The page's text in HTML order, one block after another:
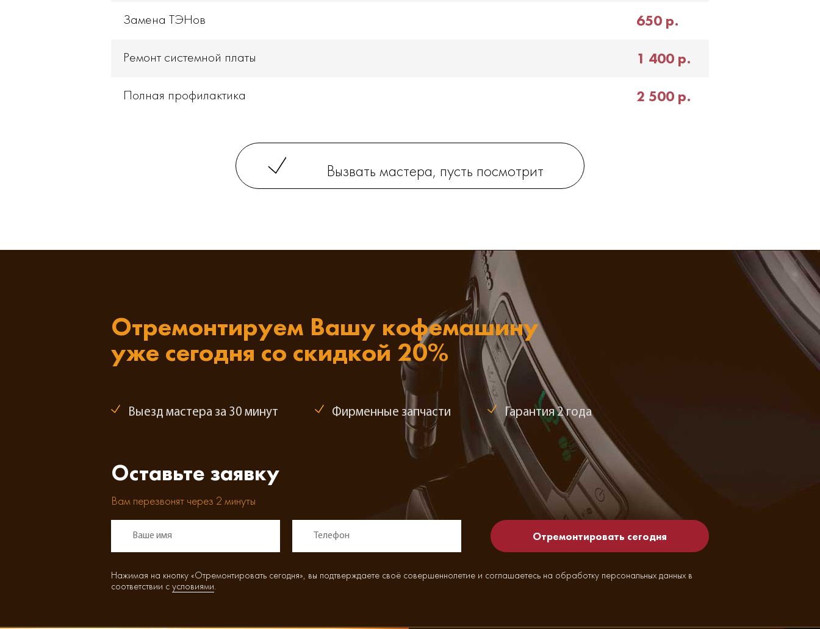
Замена ТЭНов 650 р.
Ремонт системной платы 1 400 р.
Полная профилактика 2 500 р.
Вызвать мастера, пусть посмотрит
Отремонтируем Вашу кофемашину
уже сегодня со скидкой 20%
Выезд мастера за 30 минут Фирменные запчасти Гарантия 2 года
Оставьте заявку
Вам перезвонят через 2 минуты
Нажимая на кнопку «Отремонтировать сегодня», вы подтверждаете своё совершеннолетие и соглашаетесь на обработку персональных данных в
соответствии с условиями.